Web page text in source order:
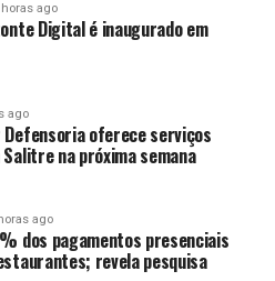
horas ago
Digital é inaugurado em
ago
oferece serviços
na próxima semana
ago
dos pagamentos presenciais
revela pesquisa